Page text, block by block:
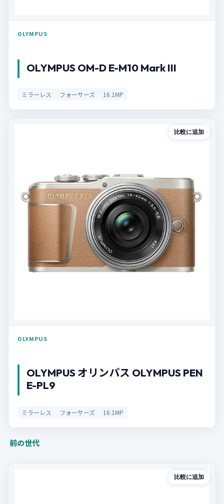
OLYMPUS
OLYMPUS OM-D E-M10 Mark III
ミラーレス フォーサーズ 16.1MP
比較に追加
OLYMPUS
OLYMPUS オリンパス OLYMPUS PEN
E-PL9
ミラーレス フォーサーズ 16.1MP
前の世代
比較に追加